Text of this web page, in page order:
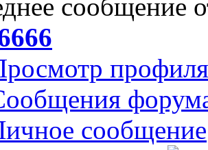
сообщение
профиля
сообщение